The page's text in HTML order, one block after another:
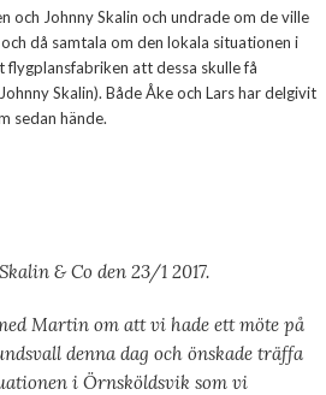
och Johnny Skalin och undrade om de ville
då samtala om den lokala situationen i
flygplansfabriken att dessa skulle få
Skalin). Både Åke och Lars har delgivit
sedan hände.
& Co den 23/1 2017.
Martin om att vi hade ett möte på
denna dag och önskade träffa
i Örnsköldsvik som vi